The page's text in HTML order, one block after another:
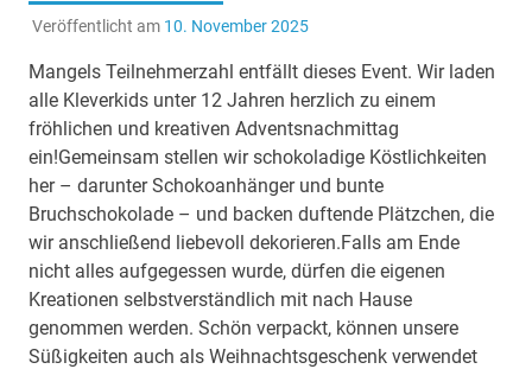
Veröffentlicht am 10. November 2025
Mangels Teilnehmerzahl entfällt dieses Event. Wir laden
alle Kleverkids unter 12 Jahren herzlich zu einem
fröhlichen und kreativen Adventsnachmittag
ein!Gemeinsam stellen wir schokoladige Köstlichkeiten
her – darunter Schokoanhänger und bunte
Bruchschokolade – und backen duftende Plätzchen, die
wir anschließend liebevoll dekorieren.Falls am Ende
nicht alles aufgegessen wurde, dürfen die eigenen
Kreationen selbstverständlich mit nach Hause
genommen werden. Schön verpackt, können unsere
Süßigkeiten auch als Weihnachtsgeschenk verwendet